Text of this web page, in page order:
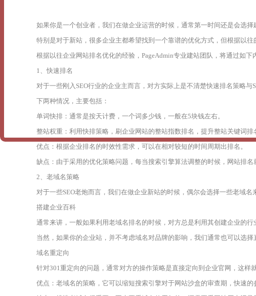
如果你是一个创业者，我们在做企业运营的时候，通常第一时间还是会选
特别是对于新站，很多企业主都希望找到一个靠谱的优化方式，但根据以
根据以往企业网站排名优化的经验，PageAdmin专业建站团队，将通过如下
1、快速排名
对于一些刚入SEO行业的企业主而言，对方实际上是不清楚快速排名策略
下两种情况，主要包括：
单词快排：通常是按天计费，一个词多少钱，一般在5块钱左右。
整站权重：利用快排策略，刷企业网站的整站指数排名，提升整站关键词
优点：根据企业排名的时效性需求，可以在相对较短的时间周期出排名。
缺点：由于采用的优化策略问题，每当搜索引擎算法调整的时候，网站排名
2、老域名策略
对于一些SEO老炮而言，我们在做企业新站的时候，偶尔会选择一些老域
搭建企业百科
通常来讲，一般如果利用老域名排名的时候，对方总是利用其创建企业的
当然，如果你的企业站，并不考虑域名对品牌的影响，我们通常也可以选择
域名重定向
针对301重定向的问题，通常对方的操作策略是直接定向到企业官网，这样
优点：老域名的策略，它可以缩短搜索引擎对于网站沙盒的审查期，快速的